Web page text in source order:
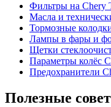
Фильтры на Chery
Масла и
Тормозные
Лампы в фары и
Щетки
Параметры колёс
Предохранители
Полезные